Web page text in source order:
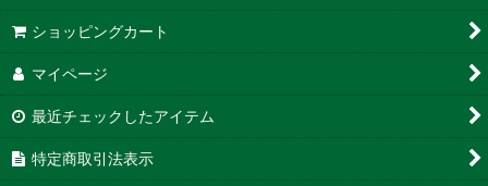
ショッピングカート
マイページ
最近チェックしたアイテム
特定商取引法表示